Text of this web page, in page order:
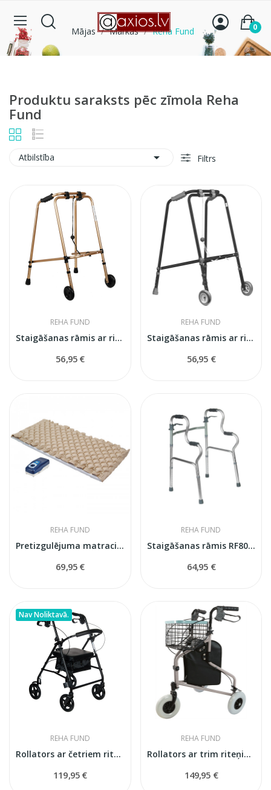
0
Mājas Markas Reha Fund
Produktu saraksts pēc zīmola Reha
Fund
Atbilstība  Filtrs
REHA FUND
Staigāšanas rāmis ar riteņiem RF-100 B
56,95 €
REHA FUND
Staigāšanas rāmis ar riteņiem RF-100 M
56,95 €
REHA FUND
Pretizgulējuma matracis BioFlote 2000
69,95 €
REHA FUND
Staigāšanas rāmis RF803/1
64,95 €
Nav Noliktavā.
REHA FUND
Rollators ar četriem riteņiem RF-610/CZA
119,95 €
REHA FUND
Rollators ar trim riteņiem, grozu un somu RF-611
149,95 €